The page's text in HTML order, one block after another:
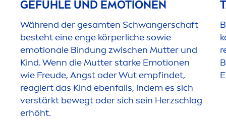
GEFÜHLE UND EMOTIONEN
Während der gesamten Schwangerschaft
besteht eine enge körperliche sowie
emotionale Bindung zwischen Mutter und
Kind. Wenn die Mutter starke Emotionen
wie Freude, Angst oder Wut empfindet,
reagiert das Kind ebenfalls, indem es sich
verstärkt bewegt oder sich sein Herzschlag
erhöht.